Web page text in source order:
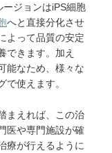
ジョンはiPS細胞
へと直接分化させ
よって品質の安定
できます。加え
能なため、様々な
使えます。
まえれば、この治
医や専門施設が確
療が行えるように